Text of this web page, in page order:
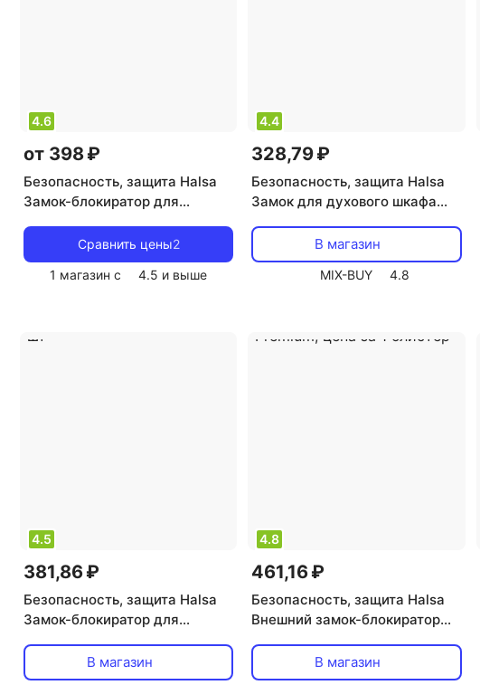
4.6
от 398 ₽
Безопасность, защита Halsa
Замок-блокиратор для
белый, цена за 1 шт
Сравнить цены2
1 магазин с
4.5 и выше
4.4
328,79 ₽
Безопасность, защита Halsa
Замок для духового шкафа
В магазин
MIX-BUY 4.8
4.5
381,86 ₽
Безопасность, защита Halsa
Замок-блокиратор для
черный, цена за 1 шт
В магазин
4.8
461,16 ₽
Безопасность, защита Halsa
Внешний замок-блокиратор
Premium, цена за 1 блистер
В магазин